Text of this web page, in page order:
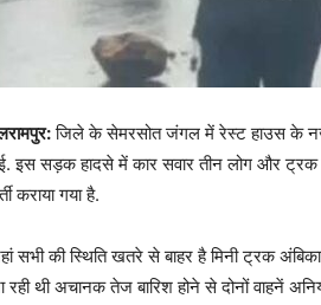
जिले के सेमरसोत जंगल में रेस्ट हाउस के
इस सड़क हादसे में कार सवार तीन लोग और ट्रक
कराया गया है.
सभी की स्थिति खतरे से बाहर है मिनी ट्रक
रही थी अचानक तेज बारिश होने से दोनों वाहनें